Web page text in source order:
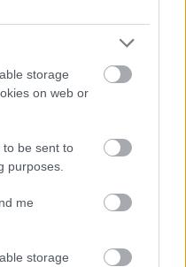
storage
on web or
to be sent to
purposes.
me
storage
kell zsonglőrködnünk
hogy bevétel mindig több
Oldalakon
a játék menüiről és az
összerakásával és
lehetne szintet lépni.